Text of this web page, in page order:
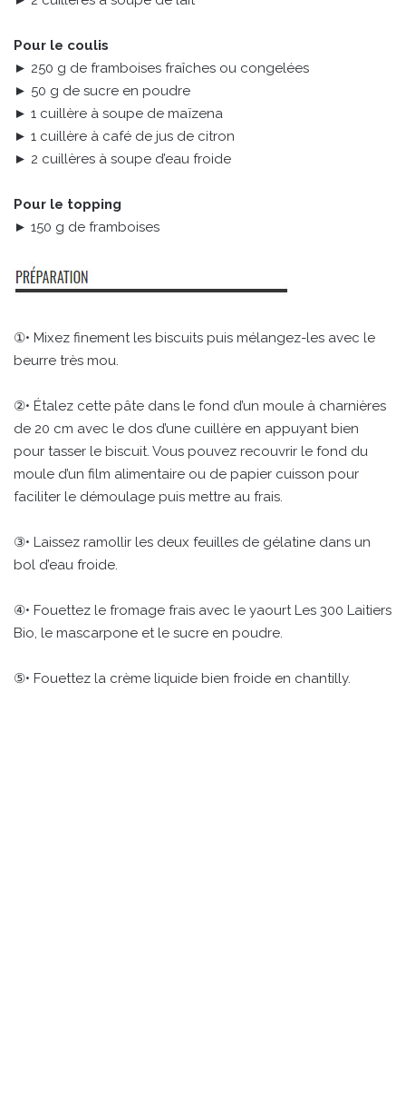
Pour le coulis
► 250 g de framboises fraîches ou congelées
► 50 g de sucre en poudre
► 1 cuillère à soupe de maïzena
► 1 cuillère à café de jus de citron
► 2 cuillères à soupe d’eau froide
Pour le topping
► 150 g de framboises
①• Mixez finement les biscuits puis mélangez-les avec le
beurre très mou.
②• Étalez cette pâte dans le fond d’un moule à charnières
de 20 cm avec le dos d’une cuillère en appuyant bien
pour tasser le biscuit. Vous pouvez recouvrir le fond du
moule d’un film alimentaire ou de papier cuisson pour
faciliter le démoulage puis mettre au frais.
③• Laissez ramollir les deux feuilles de gélatine dans un
bol d’eau froide.
④• Fouettez le fromage frais avec le yaourt Les 300 Laitiers
Bio, le mascarpone et le sucre en poudre.
⑤• Fouettez la crème liquide bien froide en chantilly.